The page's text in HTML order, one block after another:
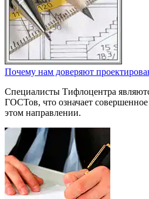
Почему нам доверяют
Специалисты Тифлоцентра
ГОСТов, что означает
этом направлении.